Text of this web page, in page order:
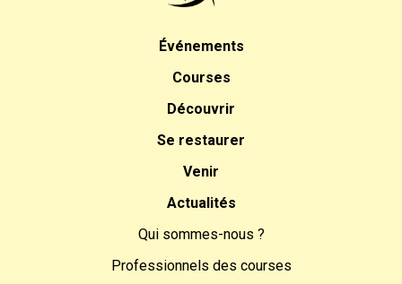
Événements
Courses
Découvrir
Se restaurer
Venir
Actualités
Qui sommes-nous ?
Professionnels des courses